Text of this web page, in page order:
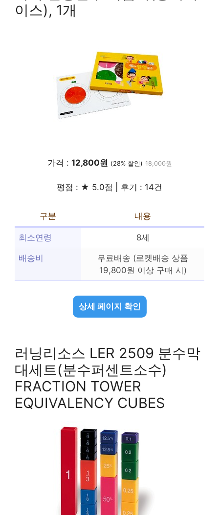
이스), 1개
가격 : 12,800원 (28% 할인) 18,000원
평점 : ★ 5.0점 | 후기 : 14건
구분 내용
최소연령 8세
배송비
무료배송 (로켓배송 상품
19,800원 이상 구매 시)
상세 페이지 확인
러닝리소스 LER 2509 분수막
대세트(분수퍼센트소수)
FRACTION TOWER
EQUIVALENCY CUBES